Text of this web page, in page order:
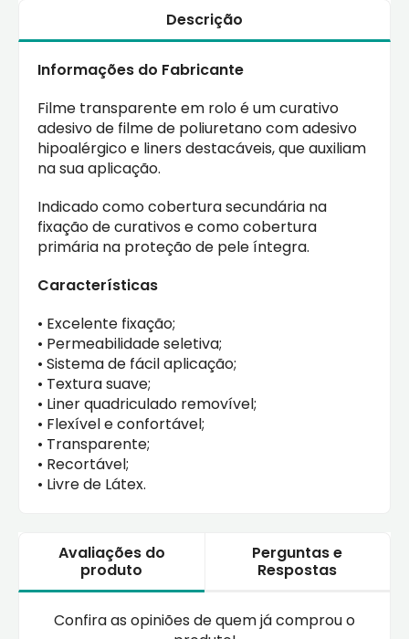
Descrição
Informações do Fabricante
Filme transparente em rolo é um curativo
adesivo de filme de poliuretano com adesivo
hipoalérgico e liners destacáveis, que auxiliam
na sua aplicação.
Indicado como cobertura secundária na
fixação de curativos e como cobertura
primária na proteção de pele íntegra.
Características
• Excelente fixação;
• Permeabilidade seletiva;
• Sistema de fácil aplicação;
• Textura suave;
• Liner quadriculado removível;
• Flexível e confortável;
• Transparente;
• Recortável;
• Livre de Látex.
Avaliações do
produto
Perguntas e
Respostas
Confira as opiniões de quem já comprou o